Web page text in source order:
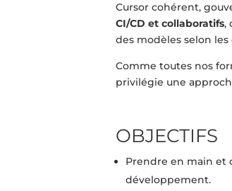
Cursor cohérent,
CI/CD et collaboratifs,
des modèles selon
Comme toutes nos
privilégie une
OBJECTIFS
Prendre en main
développement.